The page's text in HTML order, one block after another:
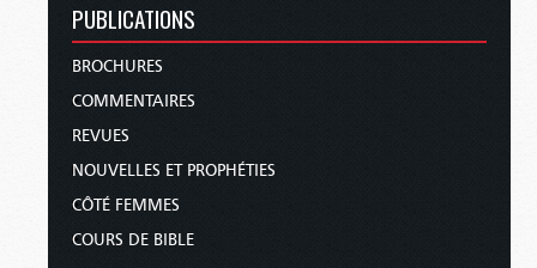
PUBLICATIONS
BROCHURES
COMMENTAIRES
REVUES
NOUVELLES ET PROPHÉTIES
CÔTÉ FEMMES
COURS DE BIBLE